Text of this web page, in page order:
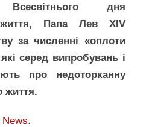
дня
життя, Папа Лев XIV
за численні «оплоти
серед випробувань і
про недоторканну
життя.
News.